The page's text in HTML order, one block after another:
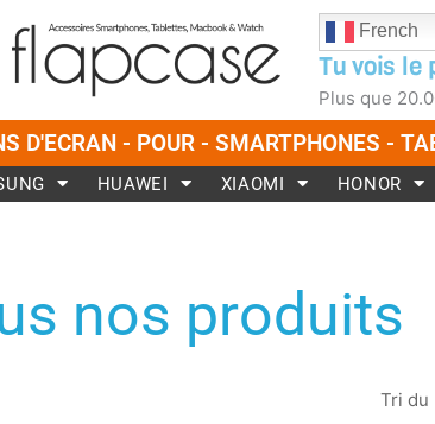
French
Tu vois le
Plus que
D'ECRAN - POUR - SMARTPHONES -
HUAWEI XIAOMI HONOR
nos produits